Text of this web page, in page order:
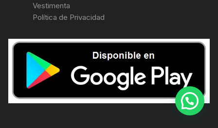
Vestimenta
Política de Privacidad